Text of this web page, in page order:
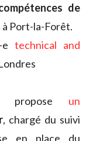
de
à Port-la-Forêt.
etechnical and
propose un
, chargé du suivi
en place du